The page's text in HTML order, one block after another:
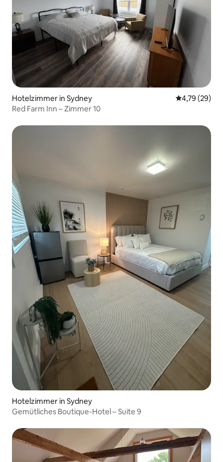
Hotelzimmer in Sydney
4,79 (29)
Red Farm Inn – Zimmer 10
Hotelzimmer in Sydney
Gemütliches Boutique-Hotel – Suite 9